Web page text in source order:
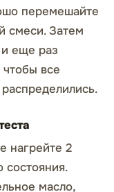
перемешайте
смеси. Затем
еще раз
все
нагрейте 2
состояния.
масло,